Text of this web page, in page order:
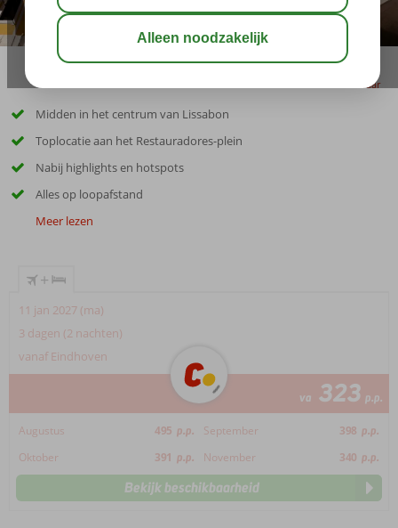
bewaar
Midden in het centrum van Lissabon
Toplocatie aan het Restauradores-plein
Nabij highlights en hotspots
Alles op loopafstand
Meer lezen
+
11 jan 2027 (ma)
3 dagen (2 nachten)
vanaf Eindhoven
va 323 p.p.
Augustus 495 p.p. September 398 p.p.
Oktober
391 p.p. November 340 p.p.
Bekijk beschikbaarheid